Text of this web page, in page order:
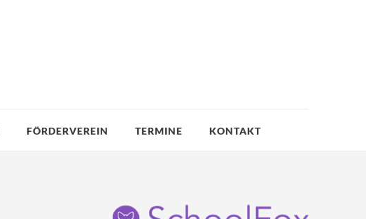
FÖRDERVEREIN TERMINE KONTAKT